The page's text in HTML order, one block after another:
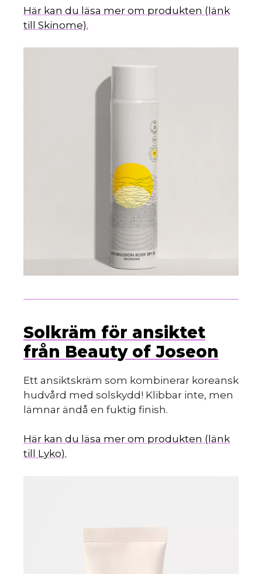
Här kan du läsa mer om produkten (länk
till Skinome).
Solkräm för ansiktet
från Beauty of Joseon
Ett ansiktskräm som kombinerar koreansk
hudvård med solskydd! Klibbar inte, men
lämnar ändå en fuktig finish.
Här kan du läsa mer om produkten (länk
till Lyko).